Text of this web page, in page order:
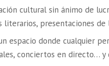
cultural sin ánimo de
literarios, presentaciones
espacio donde cualquier
conciertos en directo… y